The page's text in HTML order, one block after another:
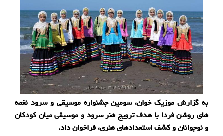
به گزارش موزیک خوان، سومین جشنواره موسیقی و سرود نغمه
های روشن فردا با هدف ترویج هنر سرود و موسیقی میان کودکان
و نوجوانان و کشف استعدادهای هنری، فراخوان داد.